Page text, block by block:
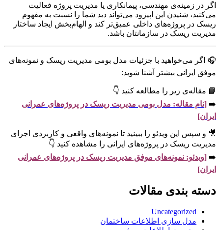
اگر در زمینه‌ی مهندسی، پیمانکاری یا مدیریت پروژه فعالیت
می‌کنید، شنیدن این اپیزود می‌تواند دید شما را نسبت به مفهوم
ریسک در پروژه‌های داخلی عمیق‌تر کند و الهام‌بخش ایجاد ساختار
مدیریت ریسک در سازمانتان باشد.
🎧 اگر می‌خواهید با جزئیات مدل بومی مدیریت ریسک و نمونه‌های
موفق ایرانی بیشتر آشنا شوید:
📘 مقاله‌ی زیر را مطالعه کنید 👇
➡️ [نام مقاله: مدل بومی مدیریت ریسک در پروژه‌های عمرانی
ایران]
🎥 و سپس این ویدئو را ببینید تا نمونه‌های واقعی و کاربردی اجرای
مدیریت ریسک در پروژه‌های ایرانی را مشاهده کنید 👇
➡️ [ویدئو: نمونه‌های موفق مدیریت ریسک در پروژه‌های عمرانی
ایران]
دسته بندی مقالات
Uncategorized
مدل سازی اطلاعات ساختمان